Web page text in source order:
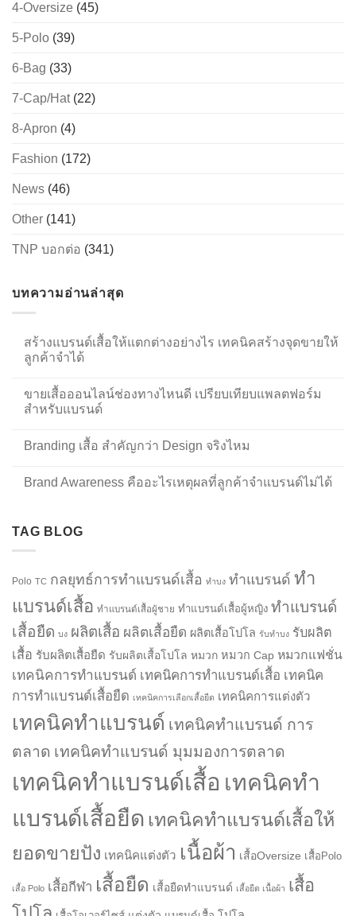
4-Oversize (45)
5-Polo (39)
6-Bag (33)
7-Cap/Hat(22)
8-Apron (4)
Fashion (172)
News (46)
Other (141)
TNP บอกต่อ (341)
บทความอ่านล่าสุด
สร้างแบรนด์เสื้อให้แตกต่างอย่างไร เทคนิคสร้างจุดขายให้
ลูกค้าจำได้
ขายเสื้อออนไลน์ช่องทางไหนดี เปรียบเทียบแพลตฟอร์ม
สำหรับแบรนด์
Branding เสื้อ สำคัญกว่า Design จริงไหม
Brand Awareness คืออะไรเหตุผลที่ลูกค้าจำแบรนด์ไม่ได้
TAG BLOG
Polo TC กลยุทธ์การทำแบรนด์เสื้อ ทำบง ทำแบรนด์ ทำ
แบรนด์เสื้อ ทำแบรนด์เสื้อผู้ชาย ทำแบรนด์เสื้อผู้หญิง ทำแบรนด์
เสื้อยืด บง ผลิตเสื้อ ผลิตเสื้อยืด ผลิตเสื้อโปโล รับทำบง รับผลิต
เสื้อ รับผลิตเสื้อยืด รับผลิตเสื้อโปโล หมวก หมวก Cap หมวกแฟชั่น
เทคนิคการทำแบรนด์ เทคนิคการทำแบรนด์เสื้อ เทคนิค
การทำแบรนด์เสื้อยืด เทคนิคการเลือกเสื้อยืด เทคนิคการแต่งตัว
เทคนิคทำแบรนด์ เทคนิคทำแบรนด์ การ
ตลาด เทคนิคทำแบรนด์ มุมมองการตลาด
เทคนิคทำแบรนด์เสื้อ เทคนิคทำ
แบรนด์เสื้อยืด เทคนิคทำแบรนด์เสื้อให้
ยอดขายปัง เทคนิคแต่งตัว เนื้อผ้า เสื้อOversize เสื้อPolo
เสื้อ Polo เสื้อกีฬา เสื้อยืด เสื้อยืดทำแบรนด์ เสื้อยืด เนื้อผ้า เสื้อ